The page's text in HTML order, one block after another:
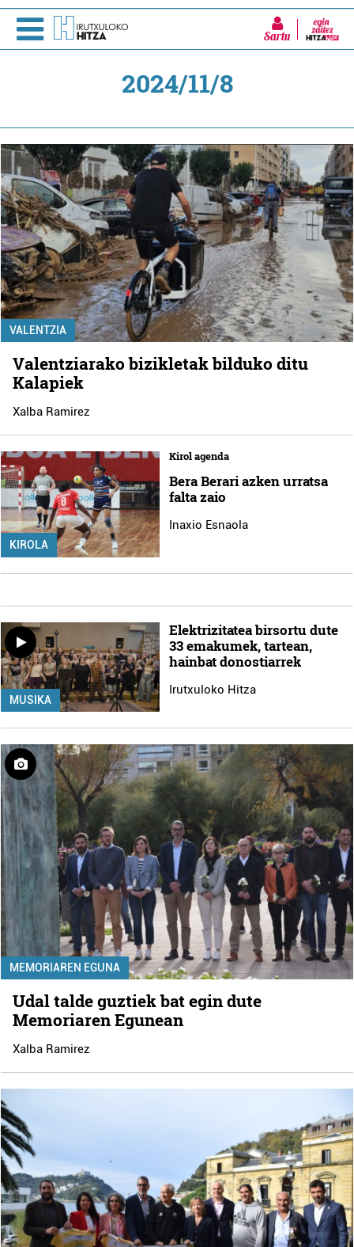
Sartu
2024/11/8
VALENTZIA
Valentziarako bizikletak bilduko ditu
Kalapiek
Xalba Ramirez
KIROLA
Kirol agenda
Bera Berari azken urratsa
falta zaio
Inaxio Esnaola
MUSIKA
Elektrizitatea birsortu dute
33 emakumek, tartean,
hainbat donostiarrek
Irutxuloko Hitza
MEMORIAREN EGUNA
Udal talde guztiek bat egin dute
Memoriaren Egunean
Xalba Ramirez